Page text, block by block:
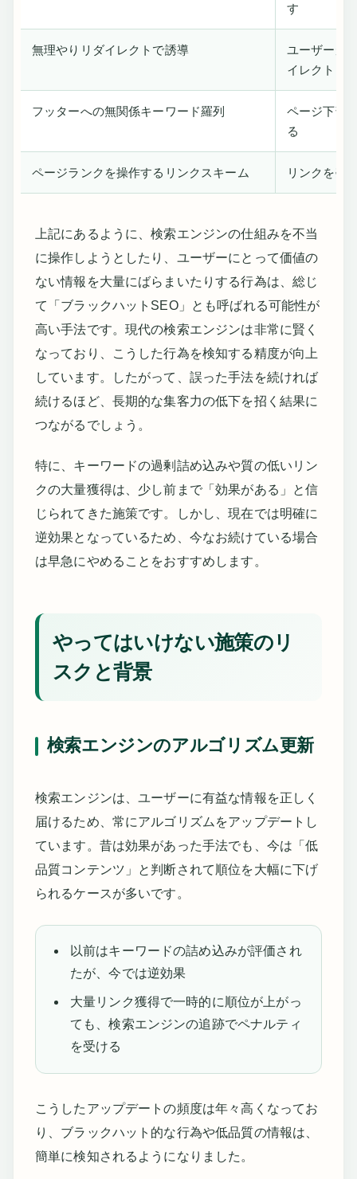
す
無理やりリダイレクトで誘導
ユーザーが
イレクト
フッターへの無関係キーワード羅列
ページ下部
る
ページランクを操作するリンクスキーム リンクを売
上記にあるように、検索エンジンの仕組みを不当
に操作しようとしたり、ユーザーにとって価値の
ない情報を大量にばらまいたりする行為は、総じ
て「ブラックハットSEO」とも呼ばれる可能性が
高い手法です。現代の検索エンジンは非常に賢く
なっており、こうした行為を検知する精度が向上
しています。したがって、誤った手法を続ければ
続けるほど、長期的な集客力の低下を招く結果に
つながるでしょう。
特に、キーワードの過剰詰め込みや質の低いリン
クの大量獲得は、少し前まで「効果がある」と信
じられてきた施策です。しかし、現在では明確に
逆効果となっているため、今なお続けている場合
は早急にやめることをおすすめします。
やってはいけない施策のリ
スクと背景
検索エンジンのアルゴリズム更新
検索エンジンは、ユーザーに有益な情報を正しく
届けるため、常にアルゴリズムをアップデートし
ています。昔は効果があった手法でも、今は「低
品質コンテンツ」と判断されて順位を大幅に下げ
られるケースが多いです。
以前はキーワードの詰め込みが評価され
たが、今では逆効果
大量リンク獲得で一時的に順位が上がっ
ても、検索エンジンの追跡でペナルティ
を受ける
こうしたアップデートの頻度は年々高くなってお
り、ブラックハット的な行為や低品質の情報は、
簡単に検知されるようになりました。